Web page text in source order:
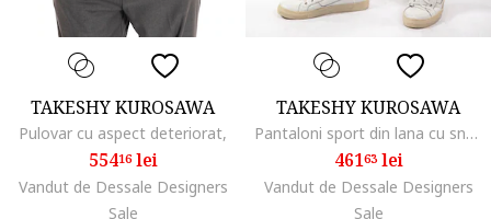
TAKESHY KUROSAWA
Pulovar cu aspect deteriorat,
55416lei
Vandut de Dessale Designers
Sale
TAKESHY KUROSAWA
Pantaloni sport din lana cu snur in talie,
46163lei
Vandut de Dessale Designers
Sale